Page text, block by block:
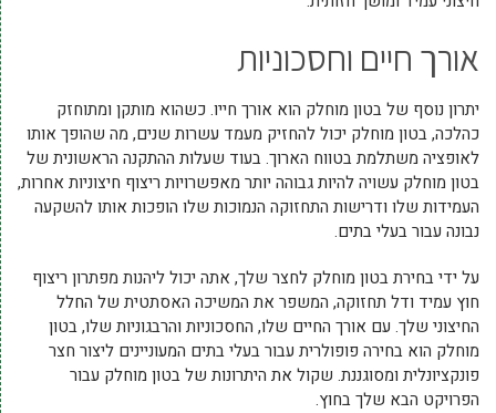
אורך חיים וחסכוניות
יתרון נוסף של בטון מוחלק הוא אורך חייו. כשהוא מותקן ומתוחזק
כהלכה, בטון מוחלק יכול להחזיק מעמד עשרות שנים, מה שהופך אותו
לאופציה משתלמת בטווח הארוך. בעוד שעלות ההתקנה הראשונית של
בטון מוחלק עשויה להיות גבוהה יותר מאפשרויות ריצוף חיצוניות אחרות,
העמידות שלו ודרישות התחזוקה הנמוכות שלו הופכות אותו להשקעה
נבונה עבור בעלי בתים.
על ידי בחירת בטון מוחלק לחצר שלך, אתה יכול ליהנות מפתרון ריצוף
חוץ עמיד ודל תחזוקה, המשפר את המשיכה האסתטית של החלל
החיצוני שלך. עם אורך החיים שלו, החסכוניות והרבגוניות שלו, בטון
מוחלק הוא בחירה פופולרית עבור בעלי בתים המעוניינים ליצור חצר
פונקציונלית ומסוגננת. שקול את היתרונות של בטון מוחלק עבור
הפרויקט הבא שלך בחוץ.